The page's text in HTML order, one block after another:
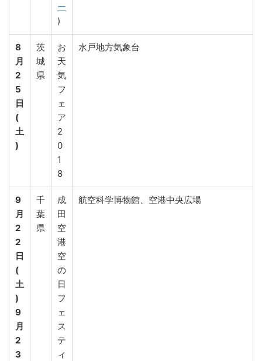
ー
)
8
月
2
5
日
(
土
)
茨
城
県
お
天
気
フ
ェ
ア
2
0
1
8
水戸地方気象台
9
月
2
2
日
(
土
)
9
月
2
3
千
葉
県
成
田
空
港
空
の
日
フ
ェ
ス
テ
ィ
航空科学博物館、空港中央広場